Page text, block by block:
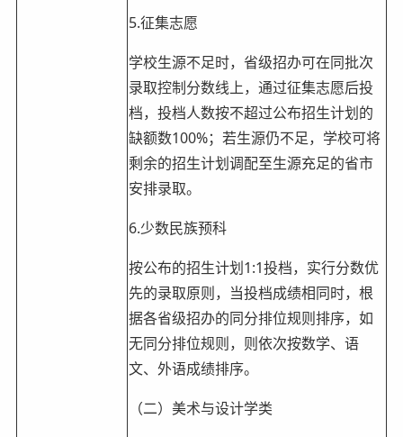
5.征集志愿
学校生源不足时，省级招办可在同批次
录取控制分数线上，通过征集志愿后投
档，投档人数按不超过公布招生计划的
缺额数100%；若生源仍不足，学校可将
剩余的招生计划调配至生源充足的省市
安排录取。
6.少数民族预科
按公布的招生计划1:1投档，实行分数优
先的录取原则，当投档成绩相同时，根
据各省级招办的同分排位规则排序，如
无同分排位规则，则依次按数学、语
文、外语成绩排序。
（二）美术与设计学类